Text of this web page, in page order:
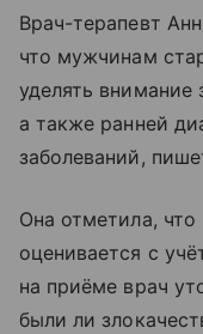
Врач-терапевт
что мужчинам
уделять внимание
а также ранней
заболеваний,
Она отметила, что
оценивается с
на приёме врач
были ли